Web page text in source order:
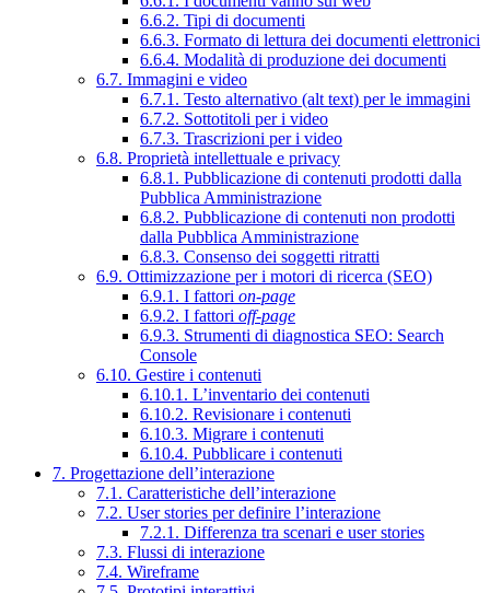
6.6.2. Tipi di documenti
6.6.3. Formato di lettura dei documenti elettronici
6.6.4. Modalità di produzione dei documenti
6.7. Immagini e video
6.7.1. Testo alternativo (alt text) per le immagini
6.7.2. Sottotitoli per i video
6.7.3. Trascrizioni per i video
6.8. Proprietà intellettuale e privacy
6.8.1. Pubblicazione di contenuti prodotti dalla
Pubblica Amministrazione
6.8.2. Pubblicazione di contenuti non prodotti
dalla Pubblica Amministrazione
6.8.3. Consenso dei soggetti ritratti
6.9. Ottimizzazione per i motori di ricerca (SEO)
6.9.1. I fattori on-page
6.9.2. I fattori off-page
6.9.3. Strumenti di diagnostica SEO: Search
Console
6.10. Gestire i contenuti
6.10.1. L’inventario dei contenuti
6.10.2. Revisionare i contenuti
6.10.3. Migrare i contenuti
6.10.4. Pubblicare i contenuti
7. Progettazione dell’interazione
7.1. Caratteristiche dell’interazione
7.2. User stories per definire l’interazione
7.2.1. Differenza tra scenari e user stories
7.3. Flussi di interazione
7.4. Wireframe